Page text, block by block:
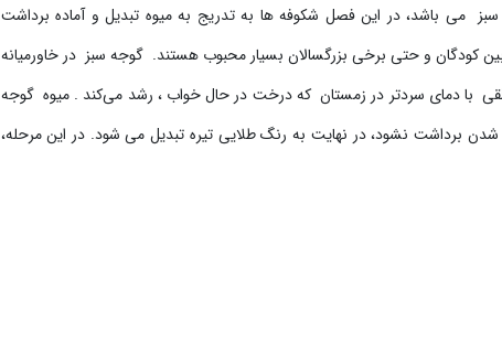
می باشد، در این فصل شکوفه ها به تدریج به میوه تبدیل و آماده برداشت
کودگان و حتی برخی بزرگسالان بسیار محبوب هستند. گوجه سبز در خاورمیانه
با دمای سردتر در زمستان که درخت در حال خواب ، رشد می‌کند . میوه گوجه
برداشت نشود، در نهایت به رنگ طلایی تیره تبدیل می شود. در این مرحله،